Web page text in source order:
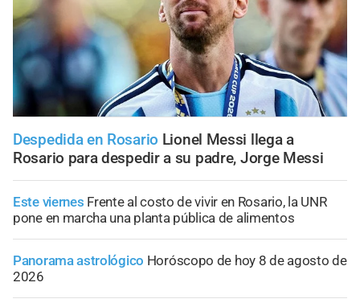
Despedida en Rosario Lionel Messi llega a
Rosario para despedir a su padre, Jorge Messi
Este viernes Frente al costo de vivir en Rosario, la UNR
pone en marcha una planta pública de alimentos
Panorama astrológico Horóscopo de hoy 8 de agosto de
2026